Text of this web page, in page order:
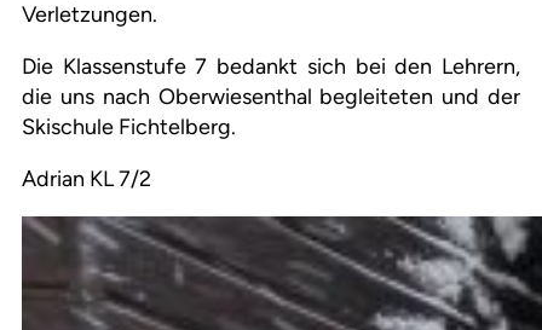
Verletzungen.
Die Klassenstufe 7 bedankt sich bei den Lehrern,
die uns nach Oberwiesenthal begleiteten und der
Skischule Fichtelberg.
Adrian KL 7/2